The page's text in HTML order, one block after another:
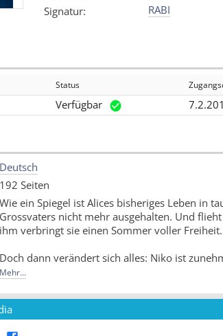
Signatur: RABI
Status
Verfügbar
Deutsch
192 Seiten
Wie ein Spiegel ist Alices bisheriges Leben in
Grossvaters nicht mehr ausgehalten. Und
ihm verbringt sie einen Sommer voller Freiheit.
Doch dann verändert sich alles: Niko ist
aus dem Strudel zu befreien. Eindringlich und
Quelle: Buchhaus.ch, bearbeitet mit ChatGPT]
Mehr...